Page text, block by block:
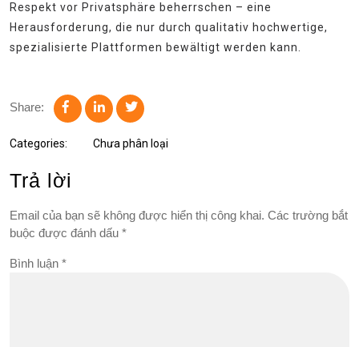
Respekt vor Privatsphäre beherrschen – eine
Herausforderung, die nur durch qualitativ hochwertige,
spezialisierte Plattformen bewältigt werden kann.
Share:
Categories: Chưa phân loại
Trả lời
Email của bạn sẽ không được hiển thị công khai. Các trường bắt
buộc được đánh dấu *
Bình luận *